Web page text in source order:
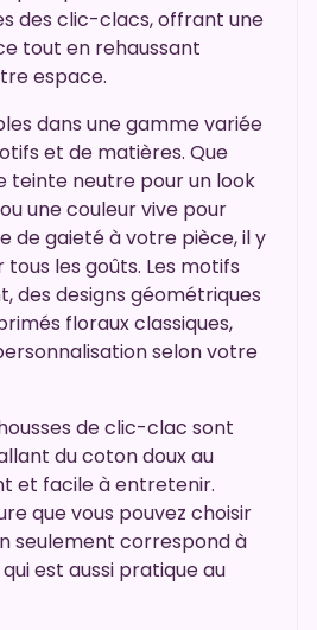
des clic-clacs, offrant une
tout en rehaussant
espace.
dans une gamme variée
et de matières. Que
teinte neutre pour un look
une couleur vive pour
de gaieté à votre pièce, il y
tous les goûts. Les motifs
des designs géométriques
floraux classiques,
selon votre
de clic-clac sont
du coton doux au
et facile à entretenir.
que vous pouvez choisir
seulement correspond à
est aussi pratique au